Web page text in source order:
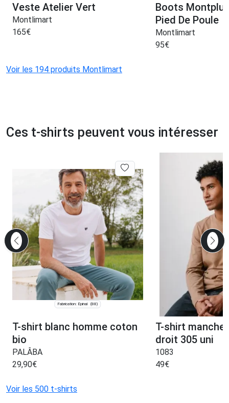
Veste Atelier Vert
Montlimart
165€
Boots
Pied De Poule
Montlimart
95€
Voir les 194 produits Montlimart
Ces t-shirts peuvent vous intéresser
Fabrication: Épinal (88)
T-shirt blanc homme coton
bio
PALÂBA
29,90€
T-shirt
droit 305 uni
1083
49€
Voir les 500 t-shirts